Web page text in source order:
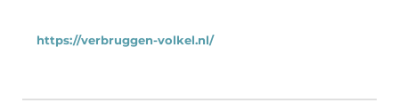
https://verbruggen-volkel.nl/